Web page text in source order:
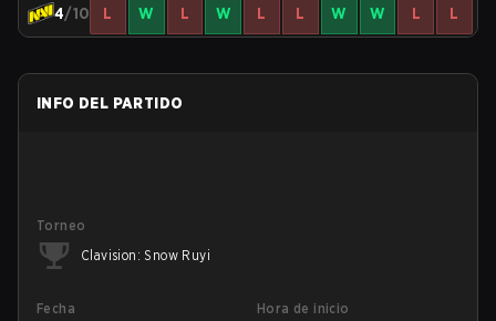
4/10 L W L W L L W W L L
INFO DEL PARTIDO
Torneo
Clavision: Snow Ruyi
Fecha
Hora de inicio